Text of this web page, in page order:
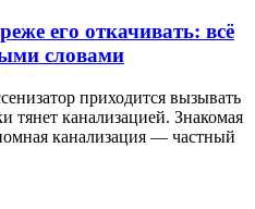
его откачивать: всё
словами
приходится вызывать
тянет канализацией. Знакомая
канализация — частный